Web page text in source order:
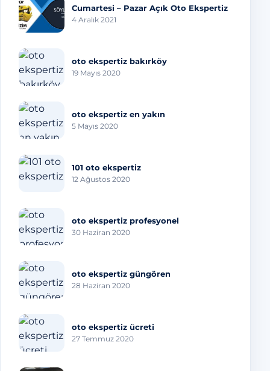
Cumartesi – Pazar Açık Oto Ekspertiz
4 Aralık 2021
oto ekspertiz bakırköy
19 Mayıs 2020
oto ekspertiz en yakın
5 Mayıs 2020
101 oto ekspertiz
12 Ağustos 2020
oto ekspertiz profesyonel
30 Haziran 2020
oto ekspertiz güngören
28 Haziran 2020
oto ekspertiz ücreti
27 Temmuz 2020